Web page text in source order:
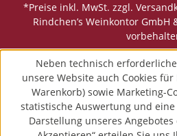
*Preise inkl. MwSt. zzgl.
Rindchen’s Weinkontor GmbH
Neben technisch
unsere Website auch Cookies
Warenkorb) sowie Marketing-
statistische Auswertung und
Darstellung unseres